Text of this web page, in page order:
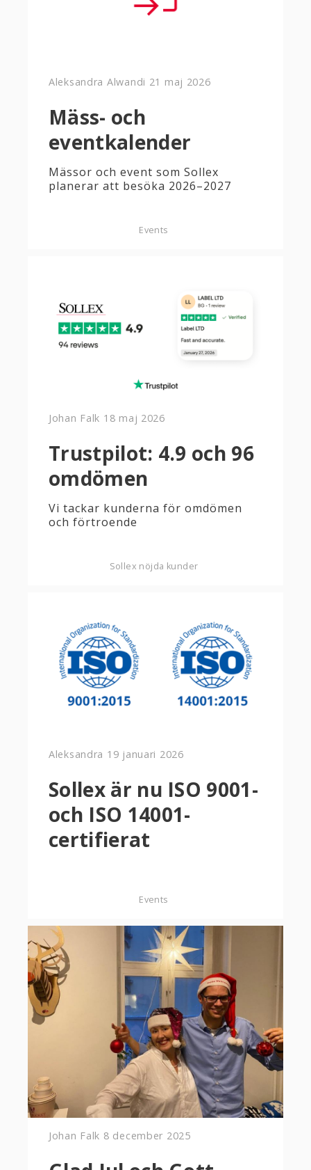
Aleksandra Alwandi 21 maj 2026
Mäss- och
eventkalender
Mässor och event som Sollex
planerar att besöka 2026–2027
Events
Johan Falk 18 maj 2026
Trustpilot: 4.9 och 96
omdömen
Vi tackar kunderna för omdömen
och förtroende
Sollex nöjda kunder
Aleksandra 19 januari 2026
Sollex är nu ISO 9001-
och ISO 14001-
certifierat
Events
Johan Falk 8 december 2025